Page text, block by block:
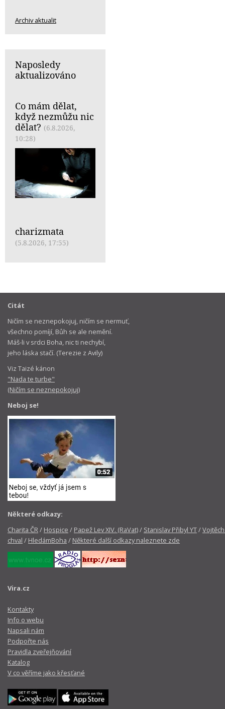
Archiv aktualit
Naposledy
aktualizováno
Co mám dělat,
když nezmůžu nic
dělat? (6.8.2026,
10:28)
charizmata
(5.8.2026, 17:55)
Citát
Ničím se neznepokojuj, ničím se nermuť,
všechno pomíjí, Bůh se ale nemění.
Máš-li v srdci Boha, nic ti nechybí,
jeho láska stačí. (Terezie z Avily)
Viz Taizé kánon
"Nada te turbe"
(Ničím se neznepokojuj)
Neboj se!
Některé odkazy:
Charita ČR/ Hospice / Papež Lev XIV. (RaVat)/ Stanislav Přibyl YT/
chval / HledámBoha / Některé další odkazy naleznete zde
Vira.cz
Kontakty
Info o webu
Napsali nám
Podpořte nás
Pravidla zveřejňování
Katalog
V co věříme jako křesťané